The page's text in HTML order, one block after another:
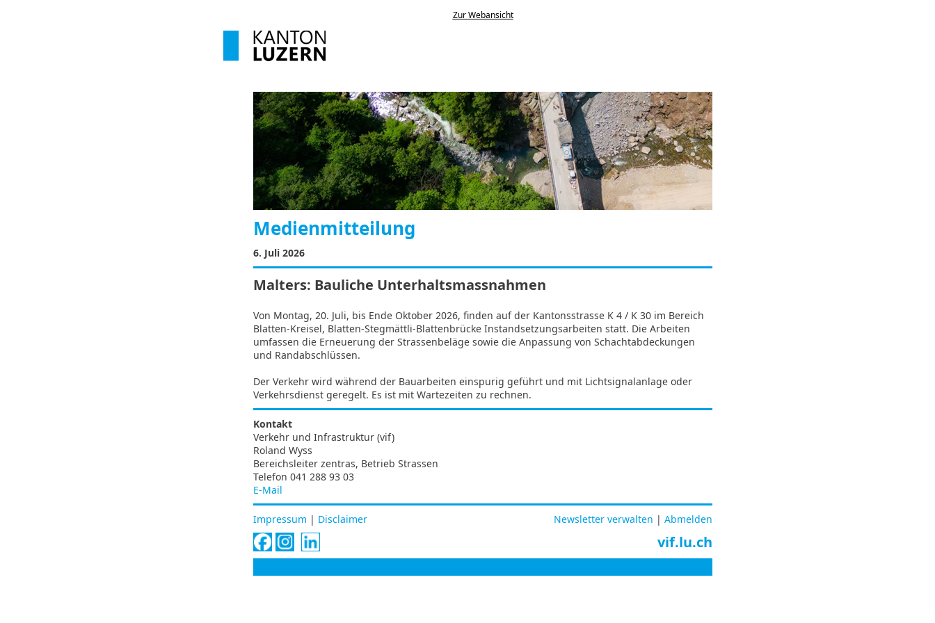
Zur Webansicht
Medienmitteilung
6. Juli 2026
Malters: Bauliche Unterhaltsmassnahmen
Von Montag, 20. Juli, bis Ende Oktober 2026, finden auf der Kantonsstrasse K 4 / K 30 im Bereich
Blatten-Kreisel, Blatten-Stegmättli-Blattenbrücke Instandsetzungsarbeiten statt. Die Arbeiten
umfassen die Erneuerung der Strassenbeläge sowie die Anpassung von Schachtabdeckungen
und Randabschlüssen.
Der Verkehr wird während der Bauarbeiten einspurig geführt und mit Lichtsignalanlage oder
Verkehrsdienst geregelt. Es ist mit Wartezeiten zu rechnen.
Kontakt
Verkehr und Infrastruktur (vif)
Roland Wyss
Bereichsleiter zentras, Betrieb Strassen
Telefon 041 288 93 03
E-Mail
Impressum | Disclaimer Newsletter verwalten | Abmelden
vif.lu.ch